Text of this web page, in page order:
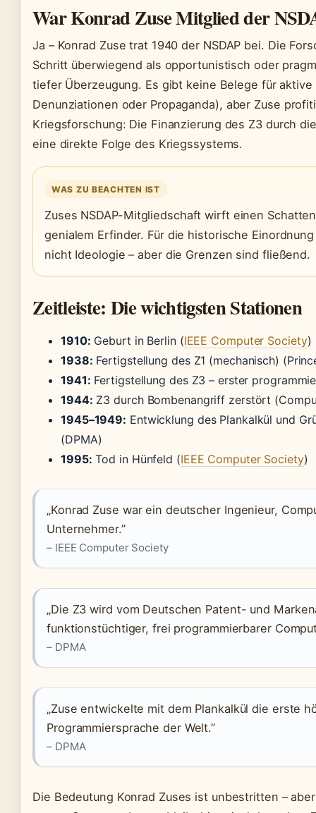
War Konrad Zuse Mitglied der
Ja – Konrad Zuse trat 1940 der NSDAP bei. Die
Schritt überwiegend als opportunistisch oder
tiefer Überzeugung. Es gibt keine Belege für
Denunziationen oder Propaganda), aber Zuse
Kriegsforschung: Die Finanzierung des Z3 durch
eine direkte Folge des Kriegssystems.
WAS ZU BEACHTEN IST
Zuses NSDAP-Mitgliedschaft wirft einen
genialem Erfinder. Für die historische
nicht Ideologie – aber die Grenzen sind fließend.
Zeitleiste: Die wichtigsten Stationen
1910: Geburt in Berlin (IEEE Computer Society)
1938: Fertigstellung des Z1 (mechanisch)
1941: Fertigstellung des Z3 – erster
1944: Z3 durch Bombenangriff zerstört
1945–1949: Entwicklung des Plankalkül und
(DPMA)
1995: Tod in Hünfeld (IEEE Computer Society)
„Konrad Zuse war ein deutscher Ingenieur,
Unternehmer.”
– IEEE Computer Society
„Die Z3 wird vom Deutschen Patent- und
funktionstüchtiger, frei programmierbarer
– DPMA
„Zuse entwickelte mit dem Plankalkül die erste
Programmiersprache der Welt.”
– DPMA
Die Bedeutung Konrad Zuses ist unbestritten –